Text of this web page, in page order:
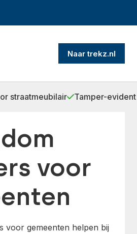
Naar trekz.nl
straatmeubilair Tamper-
voor
voor gemeenten helpen bij